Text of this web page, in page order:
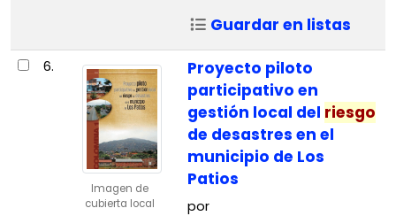
Guardar en listas
6.
Imagen de
cubierta local
Proyecto piloto
participativo en
gestión local del riesgo
de desastres en el
municipio de Los
Patios
por